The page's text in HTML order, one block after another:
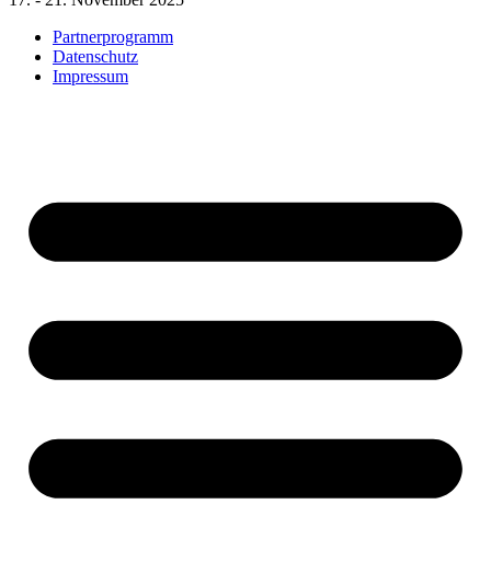
Partnerprogramm
Datenschutz
Impressum